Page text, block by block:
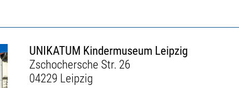
UNIKATUM Kindermuseum Leipzig
Zschochersche Str. 26
04229 Leipzig